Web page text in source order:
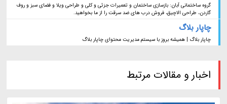
گروه ساختمانی آبان: بازسازی ساختمان و تعمیرات جزئی و کلی و طراحی ویلا و فضای سبز و روف
گاردن، طراحی الاچیق، فروش درب های ضد سرقت را از ما بخواهید.
چاپار بلاگ
چاپار بلاگ | همیشه بروز با سیستم مدیریت محتوای چاپار بلاگ
اخبار و مقالات مرتبط